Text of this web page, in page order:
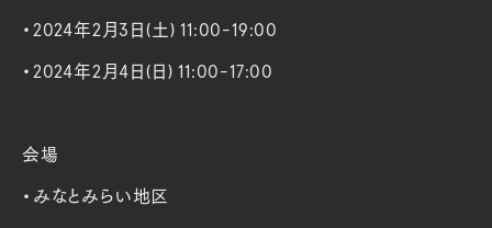
・2024年2月3日(土) 11:00-19:00
・2024年2月4日(日) 11:00-17:00
会場
・みなとみらい地区